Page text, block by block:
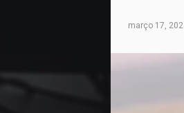
março 17,